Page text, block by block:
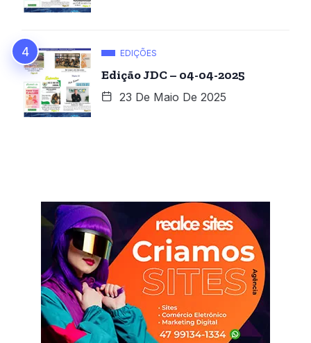
EDIÇÕES
Edição JDC – 04-04-2025
23 De Maio De 2025